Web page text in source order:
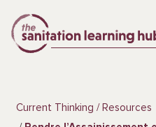
Current Thinking
Resources